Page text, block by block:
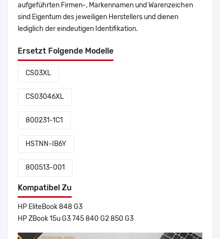
aufgeführten Firmen-, Markennamen und Warenzeichen
sind Eigentum des jeweiligen Herstellers und dienen
lediglich der eindeutigen Identifikation.
Ersetzt Folgende Modelle
CS03XL
CS03046XL
800231-1C1
HSTNN-IB6Y
800513-001
Kompatibel Zu
HP EliteBook 848 G3
HP ZBook 15u G3 745 840 G2 850 G3